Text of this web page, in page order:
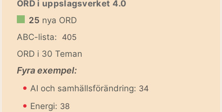
ORD i uppslagsverket 4.0
25 nya ORD
ABC-lista: 405
ORD i 30 Teman
Fyra exempel:
• AI och samhällsförändring: 34
• Energi: 38